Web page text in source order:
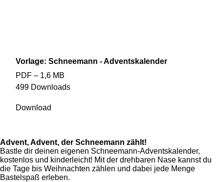
Vorlage: Schneemann - Adventskalender
PDF – 1,6 MB
499 Downloads
Download
Advent, Advent, der Schneemann zählt!
Bastle dir deinen eigenen Schneemann-Adventskalender,
kostenlos und kinderleicht! Mit der drehbaren Nase kannst du
die Tage bis Weihnachten zählen und dabei jede Menge
Bastelspaß erleben.